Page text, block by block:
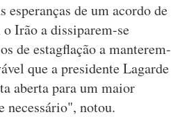
esperanças de um acordo de
Irão a dissiparem-se
de estagflação a manterem-
que a presidente Lagarde
aberta para um maior
necessário", notou.